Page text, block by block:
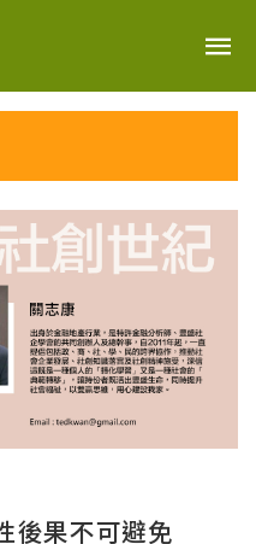
後果不可避免